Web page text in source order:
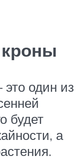
один из
будет
а